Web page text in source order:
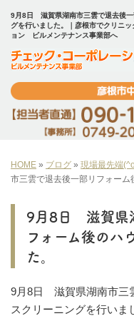
9月8日 滋賀県湖南市三雲で退去後
グを行いました。｜彦根市でクリニ
ョン ビルメンテナンス事業部へ
HOME » ブログ » 現場最先端
市三雲で退去後一部リフォーム
9月8日 滋賀県
フォーム後のハ
た。
9月8日 滋賀県湖南市三
スクリーニングを行いま